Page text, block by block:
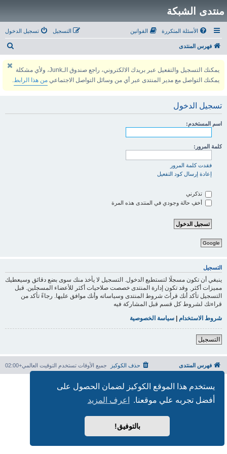
يستخدم هذا الموقع الكوكيز لضمان الحصول على
أفضل تجربه علي موقعنا.
اعرف المزيد
بالتوفيق!
منتدى الشبكة
الأسئلة المتكررة القوانين تسجيل الدخول التسجيل
فهرس المنتدى
يمكنك التسجيل والتفعيل عبر بريدك الالكتروني، راجع صندوق الـJunk، ولأي مشكلة
يمكنك التواصل مع مدير المنتدى عبر أي من وسائل التواصل الاجتماعي من هذا الرابط.
تسجيل الدخول
اسم المستخدم:
كلمة المرور:
فقدت كلمة المرور
إعادة إرسال كود التفعيل
تذكرني
أخفِ حالة وجودي في المنتدى هذه المرة
Google
التسجيل
ينبغي أن تكون مسجلًا لتستطيع الدخول. التسجيل لا يأخذ منك سوى بضع دقائق وسيعطيك
مميزات أكثر. وقد تكون إدارة المنتدى خصصت صلاحيات أكثر للأعضاء المسجلين. قبل
التسجيل تأكد أنك قرأتَ شروط المنتدى وسياساته وأنك موافق عليها. رجاءً تأكد من
قراءتك لشروط كل قسم قبل المشاركة فيه
شروط الاستخدام | سياسة الخصوصية
التسجيل
فهرس المنتدى جميع الأوقات تستخدم التوقيت العالمي+02:00 حذف الكوكيز
بدعم من phpBB
® Forum Software © phpBB Limited
الترجمة برعاية
المنتديات العربية
الخصوصية| الشروط